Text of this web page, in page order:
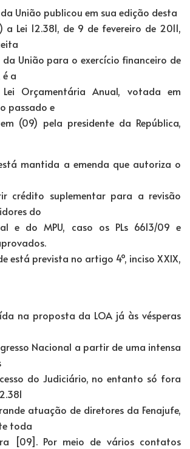
União publicou em sua edição desta
Lei 12.381, de 9 de fevereiro de 2011,
da União para o exercício financeiro de
é a
Orçamentária Anual, votada em
passado e
(09) pela presidente da República,
mantida a emenda que autoriza o
crédito suplementar para a revisão
do
e do MPU, caso os PLs 6613/09 e
está prevista no artigo 4º, inciso XXIX,
na proposta da LOA já às vésperas
Nacional a partir de uma intensa
do Judiciário, no entanto só fora
atuação de diretores da Fenajufe,
toda
[09]. Por meio de vários contatos